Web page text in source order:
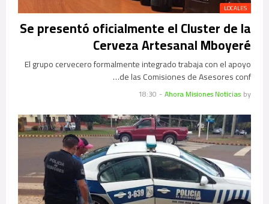
LOCALES
Se presentó oficialmente el Cluster de la
Cerveza Artesanal Mboyeré
El grupo cervecero formalmente integrado trabaja con el apoyo
de las Comisiones de Asesores conf…
by
Ahora Misiones Noticias
-
18:30